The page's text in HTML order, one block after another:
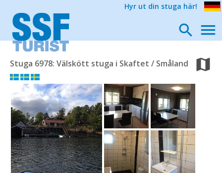
Hyr ut din stuga här!
Stuga 6978: Välskött stuga i Skaftet / Småland